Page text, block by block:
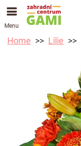
Menu
Home Lilie